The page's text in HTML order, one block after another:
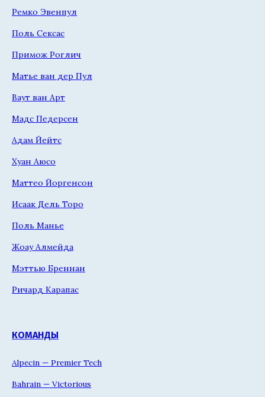
Ремко Эвенпул
Поль Сексас
Примож Роглич
Матье ван дер Пул
Ваут ван Арт
Мадс Педерсен
Адам Йейтс
Хуан Аюсо
Маттео Йоргенсон
Исаак Дель Торо
Поль Манье
Жоау Алмейда
Мэттью Бреннан
Ричард Карапас
КОМАНДЫ
Alpecin — Premier Tech
Bahrain — Victorious